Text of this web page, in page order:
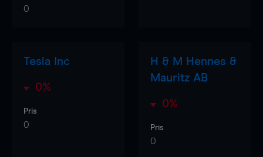
0
Tesla Inc
0%
Pris
0
H & M Hennes &
Mauritz AB
0%
Pris
0